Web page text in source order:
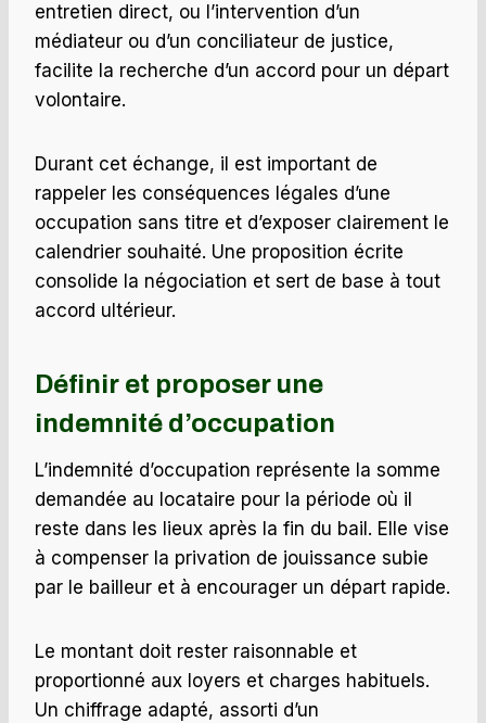
entretien direct, ou l’intervention d’un
médiateur ou d’un conciliateur de justice,
facilite la recherche d’un accord pour un départ
volontaire.
Durant cet échange, il est important de
rappeler les conséquences légales d’une
occupation sans titre et d’exposer clairement le
calendrier souhaité. Une proposition écrite
consolide la négociation et sert de base à tout
accord ultérieur.
Définir et proposer une
indemnité d’occupation
L’indemnité d’occupation représente la somme
demandée au locataire pour la période où il
reste dans les lieux après la fin du bail. Elle vise
à compenser la privation de jouissance subie
par le bailleur et à encourager un départ rapide.
Le montant doit rester raisonnable et
proportionné aux loyers et charges habituels.
Un chiffrage adapté, assorti d’un